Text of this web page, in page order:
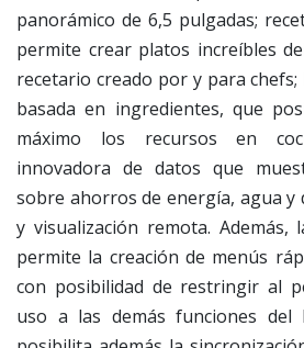
panorámico de 6,5 pulgadas;
permite crear platos increíbles
recetario creado por y para chefs;
basada en ingredientes, que
máximo los recursos en
innovadora de datos que
sobre ahorros de energía, agua
y visualización remota. Además,
permite la creación de menús
con posibilidad de restringir al
uso a las demás funciones del